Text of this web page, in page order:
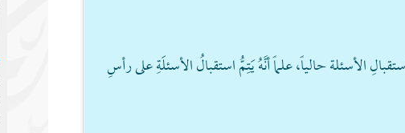
الأسئلة حالياً، علماً أنَّهُ يَتِمُّ استقبالُ الأسئلَةِ على رأسِ